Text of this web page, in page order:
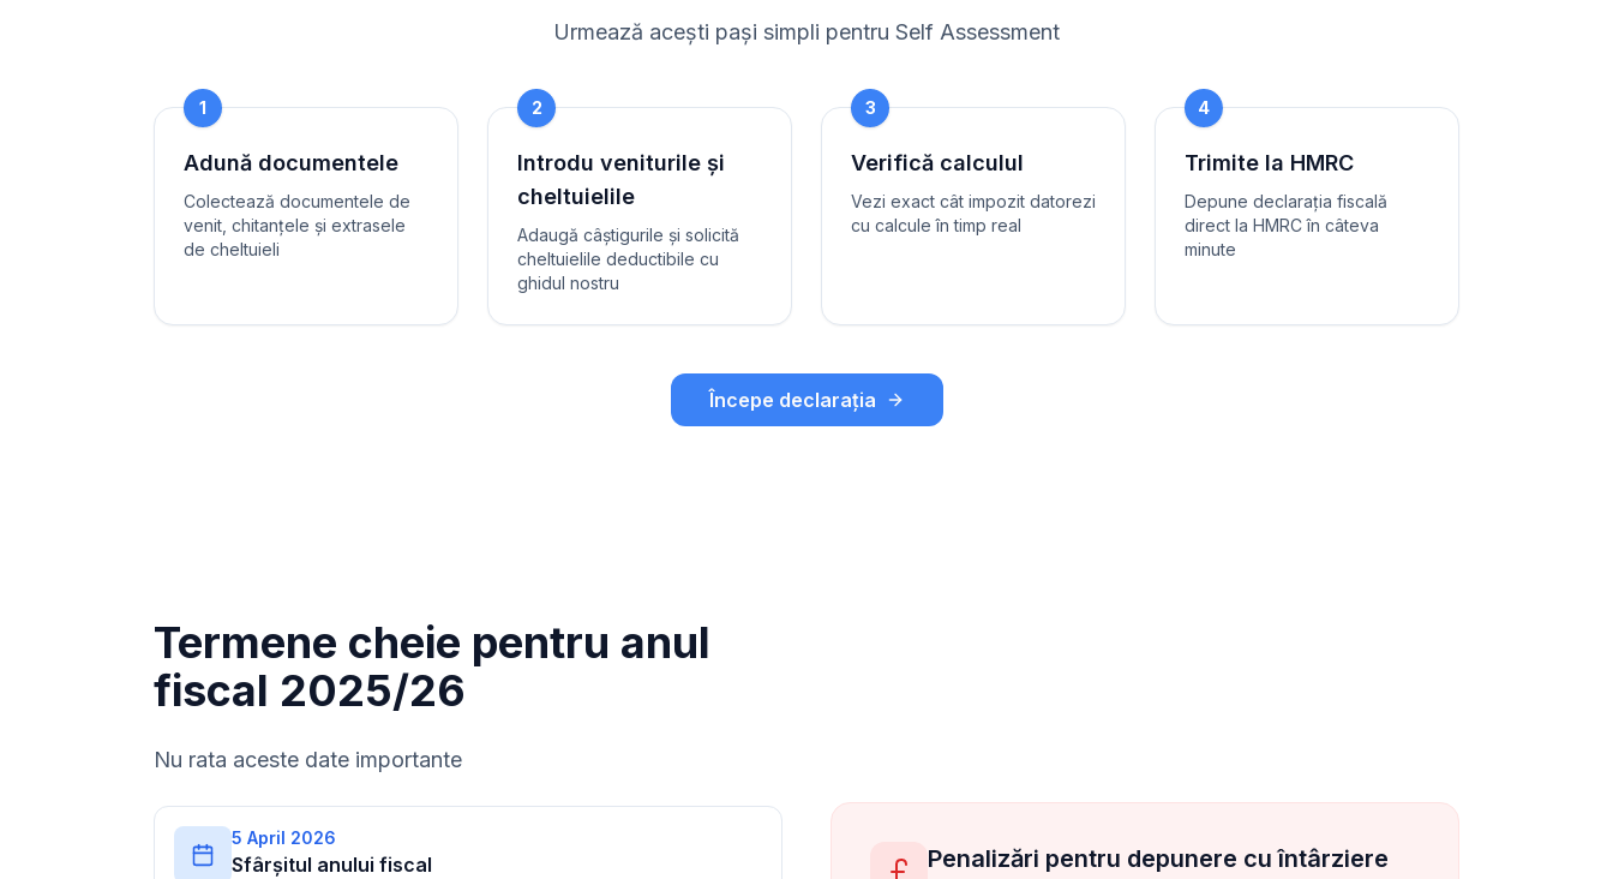
Urmează acești pași simpli pentru Self Assessment
1
Adună documentele
Colectează documentele de
venit, chitanțele și extrasele
de cheltuieli
2
Introdu veniturile și
cheltuielile
Adaugă câștigurile și solicită
cheltuielile deductibile cu
ghidul nostru
3
Verifică calculul
Vezi exact cât impozit datorezi
cu calcule în timp real
4
Trimite la HMRC
Depune declarația fiscală
direct la HMRC în câteva
minute
Începe declarația
Termene cheie pentru anul
fiscal 2025/26
Nu rata aceste date importante
5 April 2026
Sfârșitul anului fiscal Penalizări pentru depunere cu întârziere